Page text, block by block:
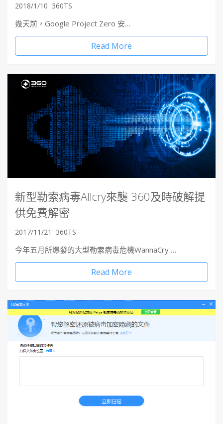
2018/1/10 360TS
幾天前，Google Project Zero 安…
Read More
新型勒索病毒Allcry來襲 360及時破解提
供免費解密
2017/11/21 360TS
今年五月所爆發的大型勒索病毒危機WannaCry …
Read More